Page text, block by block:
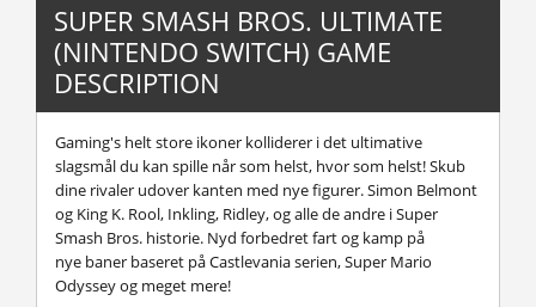
SUPER SMASH BROS. ULTIMATE
(NINTENDO SWITCH) GAME
DESCRIPTION
Gaming's helt store ikoner kolliderer i det ultimative
slagsmål du kan spille når som helst, hvor som helst! Skub
dine rivaler udover kanten med nye figurer. Simon Belmont
og King K. Rool, Inkling, Ridley, og alle de andre i Super
Smash Bros. historie. Nyd forbedret fart og kamp på
nye baner baseret på Castlevania serien, Super Mario
Odyssey og meget mere!